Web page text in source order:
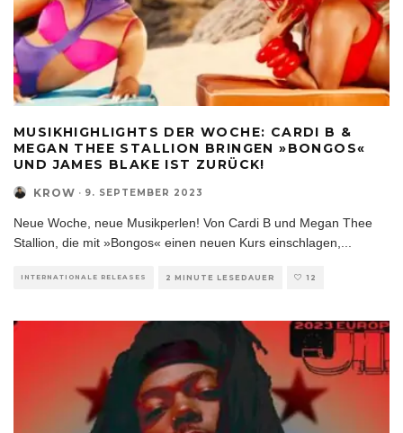
MUSIKHIGHLIGHTS DER WOCHE: CARDI B &
MEGAN THEE STALLION BRINGEN »BONGOS«
UND JAMES BLAKE IST ZURÜCK!
KROW · 9. SEPTEMBER 2023
Neue Woche, neue Musikperlen! Von Cardi B und Megan Thee
Stallion, die mit »Bongos« einen neuen Kurs einschlagen,
INTERNATIONALE RELEASES 2 MINUTE LESEDAUER 12